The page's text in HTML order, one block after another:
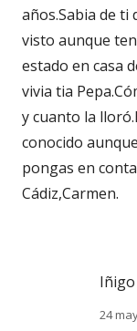
años.Sabia de ti
visto aunque
estado en casa
vivia tia
y cuanto la
conocido
pongas en
Cádiz,Carmen.
24